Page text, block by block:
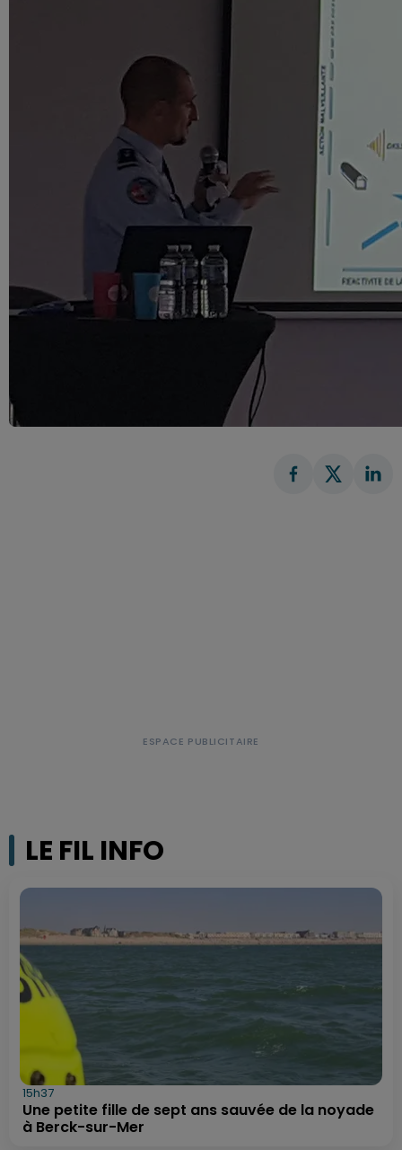
LE FIL INFO
15h37
Une petite fille de sept ans sauvée de la noyade
à Berck-sur-Mer